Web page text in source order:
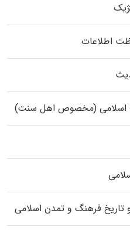
اطلاعات
اسلامی (مخصوص اهل سنت)
تاریخ فرهنگ و تمدن اسلامی